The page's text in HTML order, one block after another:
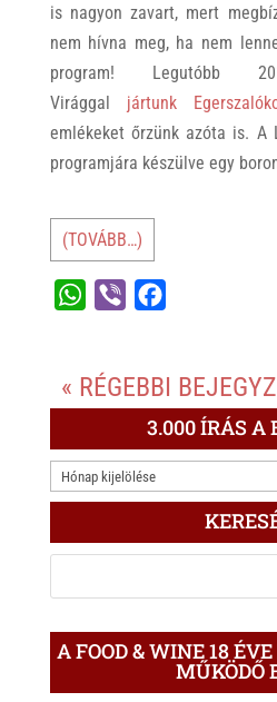
is nagyon zavart, mert
nem hívna meg, ha nem
program! Legutóbb
Virággal jártunk
emlékeket őrzünk azóta is. A
programjára készülve egy
(TOVÁBB…)
t
A
p
e
b
o
« RÉGEBBI
3.000 ÍRÁS A
3.000
ÍRÁS
A FOOD & WINE 18
MŰKÖDŐ